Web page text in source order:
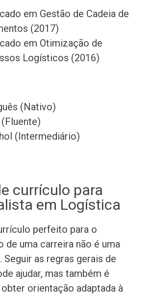
em Gestão de Cadeia de
(2017)
em Otimização de
Logísticos (2016)
(Nativo)
(Intermediário)
currículo para
em Logística
perfeito para o
de uma carreira não é uma
as regras gerais de
ajudar, mas também é
orientação adaptada à